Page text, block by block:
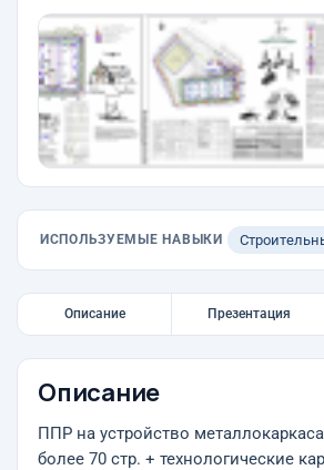
ИСПОЛЬЗУЕМЫЕ НАВЫКИ
Описание Презентация
Описание
ППР на устройство
более 70 стр. + технологические